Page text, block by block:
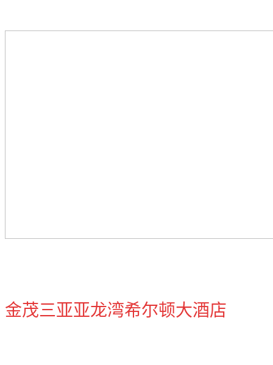
金茂三亚亚龙湾希尔顿大酒店